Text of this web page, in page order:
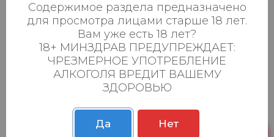
Батыршина 20Б
Пн-Вс с 08:00 до
23:00
14 шт.
Магистральная 22д
Пн-Вс с 08:00 до
23:00
11 шт.
Осиновская 2В,
Пн-Вс с 09:00 до
23:00
Пн-Вс с 09:00 до
Содержимое раздела предназначено
для просмотра лицами старше 18 лет.
Вам уже есть 18 лет?
18+ МИНЗДРАВ ПРЕДУПРЕЖДАЕТ:
ЧРЕЗМЕРНОЕ УПОТРЕБЛЕНИЕ
АЛКОГОЛЯ ВРЕДИТ ВАШЕМУ
ЗДОРОВЬЮ
Да Нет